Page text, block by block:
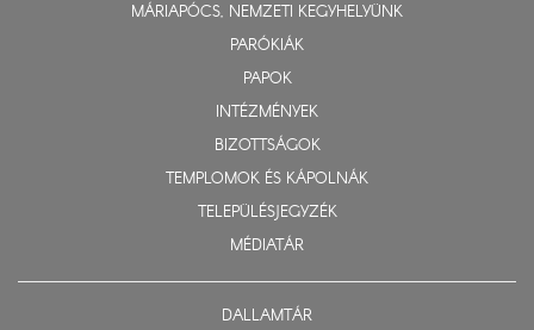
MÁRIAPÓCS, NEMZETI KEGYHELYÜNK
PARÓKIÁK
PAPOK
INTÉZMÉNYEK
BIZOTTSÁGOK
TEMPLOMOK ÉS KÁPOLNÁK
TELEPÜLÉSJEGYZÉK
MÉDIATÁR
DALLAMTÁR